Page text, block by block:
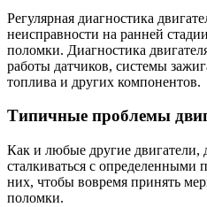
Регулярная диагностика
неисправности на ранней
поломки. Диагностика
работы датчиков, системы
топлива и других компонентов.
Типичные проблемы
Как и любые другие двигатели,
сталкиваться с определенными
них, чтобы вовремя принять
поломки.